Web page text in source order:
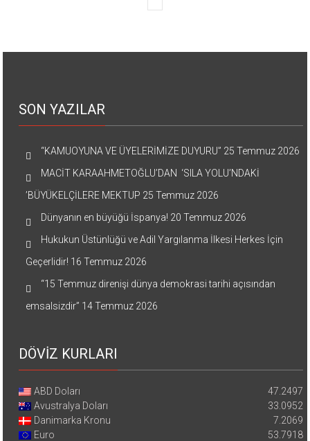
SON YAZILAR
“KAMUOYUNA VE ÜYELERİMİZE DUYURU” 25 Temmuz 2026
MACİT KARAAHMETOĞLU’DAN ‘SILA YOLU’NDAKİ
’BÜYÜKELÇİLERE MEKTUP 25 Temmuz 2026
Dünyanın en büyüğü İspanya! 20 Temmuz 2026
Hukukun Üstünlüğü ve Adil Yargılanma İlkesi Herkes İçin
Geçerlidir! 16 Temmuz 2026
“15 Temmuz direnişi dünya demokrasi tarihi açısından
emsalsizdir” 14 Temmuz 2026
DÖVİZ KURLARI
ABD Doları
47.2497
Avustralya Doları
33.0952
Danimarka Kronu
7.2069
Euro
53.7918